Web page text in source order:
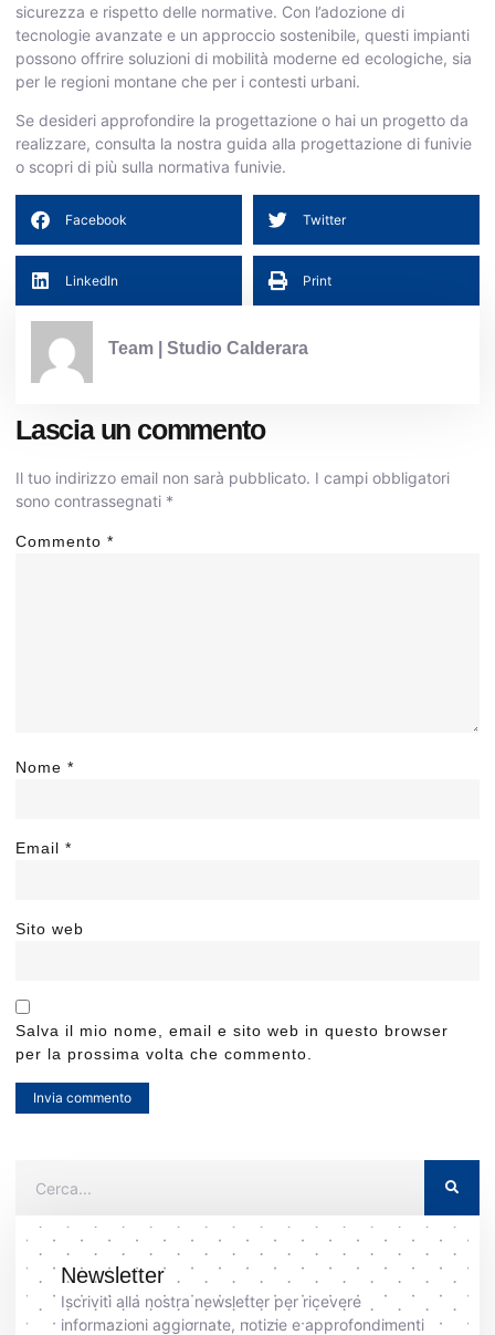
sicurezza e rispetto delle normative. Con l’adozione di
tecnologie avanzate e un approccio sostenibile, questi impianti
possono offrire soluzioni di mobilità moderne ed ecologiche, sia
per le regioni montane che per i contesti urbani.
Se desideri approfondire la progettazione o hai un progetto da
realizzare, consulta la nostra guida alla progettazione di funivie
o scopri di più sulla normativa funivie.
Facebook Twitter
LinkedIn Print
Team | Studio Calderara
Lascia un commento
Il tuo indirizzo email non sarà pubblicato. I campi obbligatori
sono contrassegnati *
Commento *
Nome *
Email *
Sito web
Salva il mio nome, email e sito web in questo browser
per la prossima volta che commento.
Newsletter
Iscriviti alla nostra newsletter per ricevere
informazioni aggiornate, notizie e approfondimenti